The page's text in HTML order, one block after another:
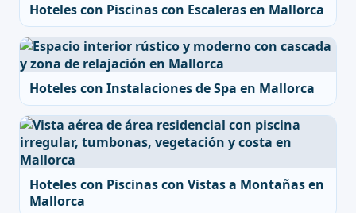
Hoteles con Piscinas con Escaleras en Mallorca
Hoteles con Instalaciones de Spa en Mallorca
Hoteles con Piscinas con Vistas a Montañas en
Mallorca